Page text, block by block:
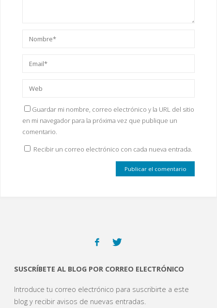
Guardar mi nombre, correo electrónico y la URL del sitio
en mi navegador para la próxima vez que publique un
comentario.
Recibir un correo electrónico con cada nueva entrada.
SUSCRÍBETE AL BLOG POR CORREO ELECTRÓNICO
Introduce tu correo electrónico para suscribirte a este
blog y recibir avisos de nuevas entradas.